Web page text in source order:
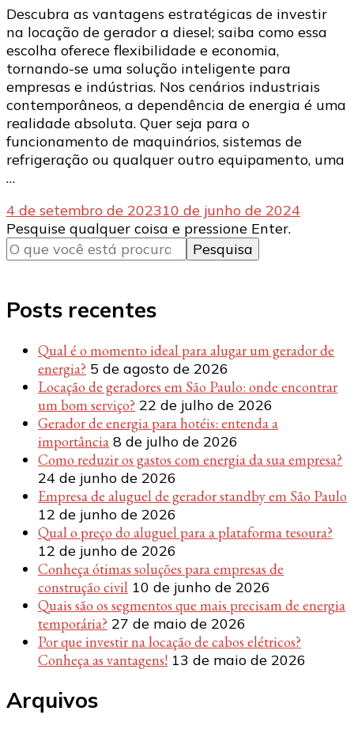
Descubra as vantagens estratégicas de investir
na locação de gerador a diesel; saiba como essa
escolha oferece flexibilidade e economia,
tornando-se uma solução inteligente para
empresas e indústrias. Nos cenários industriais
contemporâneos, a dependência de energia é uma
realidade absoluta. Quer seja para o
funcionamento de maquinários, sistemas de
refrigeração ou qualquer outro equipamento, uma
…
4 de setembro de 202310 de junho de 2024
Procurando
algo?
Pesquise qualquer coisa e pressione Enter.
Posts recentes
Qual é o momento ideal para alugar um gerador de
energia? 5 de agosto de 2026
Locação de geradores em São Paulo: onde encontrar
um bom serviço? 22 de julho de 2026
Gerador de energia para hotéis: entenda a
importância 8 de julho de 2026
Como reduzir os gastos com energia da sua empresa?
24 de junho de 2026
Empresa de aluguel de gerador standby em São Paulo
12 de junho de 2026
Qual o preço do aluguel para a plataforma tesoura?
12 de junho de 2026
Conheça ótimas soluções para empresas de
construção civil 10 de junho de 2026
Quais são os segmentos que mais precisam de energia
temporária? 27 de maio de 2026
Por que investir na locação de cabos elétricos?
Conheça as vantagens! 13 de maio de 2026
Arquivos